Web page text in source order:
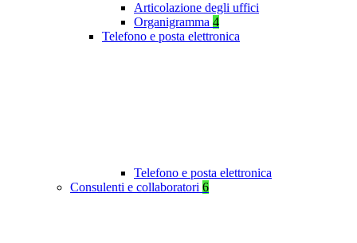
Articolazione degli uffici
Organigramma 4
Telefono e posta elettronica
Telefono e posta elettronica
Consulenti e collaboratori 6